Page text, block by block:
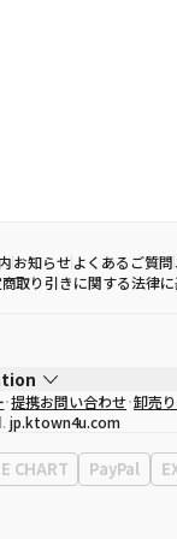
お知らせよくあるご質問
取り引きに関する法律
ョミン
71116
7523
別市江南区永東大路513
提携お問い合わせ 卸売
jp.ktown4u.com
CHART PayPal